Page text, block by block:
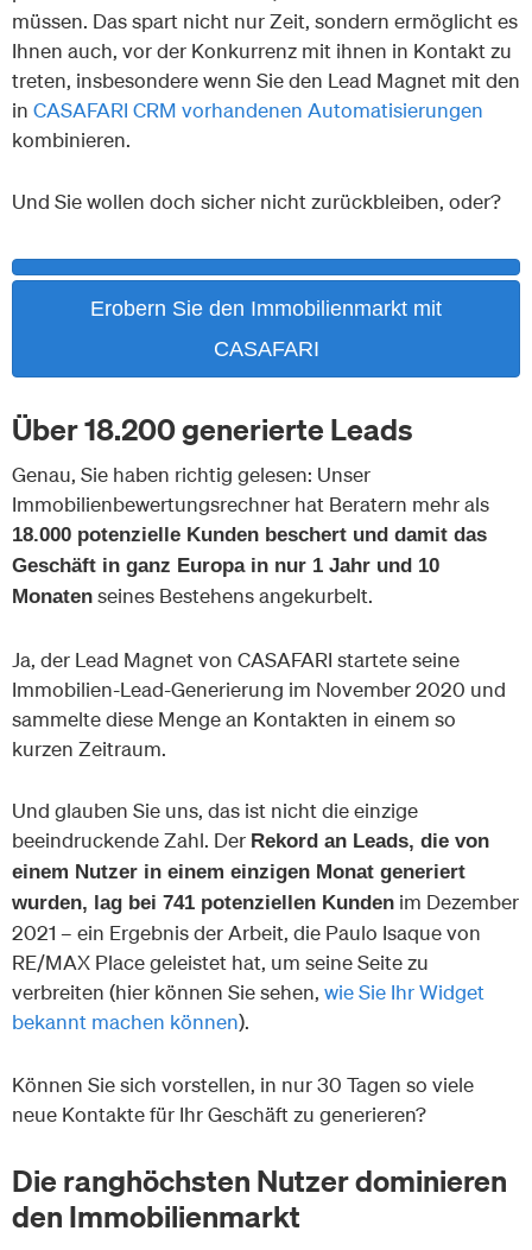
müssen. Das spart nicht nur Zeit, sondern ermöglicht es
Ihnen auch, vor der Konkurrenz mit ihnen in Kontakt zu
treten, insbesondere wenn Sie den Lead Magnet mit den
in CASAFARI CRM vorhandenen Automatisierungen
kombinieren.
Und Sie wollen doch sicher nicht zurückbleiben, oder?
Erobern Sie den Immobilienmarkt mit
CASAFARI
Über 18.200 generierte Leads
Genau, Sie haben richtig gelesen: Unser
Immobilienbewertungsrechner hat Beratern mehr als
18.000 potenzielle Kunden beschert und damit das
Geschäft in ganz Europa in nur 1 Jahr und 10
Monaten seines Bestehens angekurbelt.
Ja, der Lead Magnet von CASAFARI startete seine
Immobilien-Lead-Generierung im November 2020 und
sammelte diese Menge an Kontakten in einem so
kurzen Zeitraum.
Und glauben Sie uns, das ist nicht die einzige
beeindruckende Zahl. Der Rekord an Leads, die von
einem Nutzer in einem einzigen Monat generiert
wurden, lag bei 741 potenziellen Kunden im Dezember
2021 – ein Ergebnis der Arbeit, die Paulo Isaque von
RE/MAX Place geleistet hat, um seine Seite zu
verbreiten (hier können Sie sehen, wie Sie Ihr Widget
bekannt machen können).
Können Sie sich vorstellen, in nur 30 Tagen so viele
neue Kontakte für Ihr Geschäft zu generieren?
Die ranghöchsten Nutzer dominieren
den Immobilienmarkt